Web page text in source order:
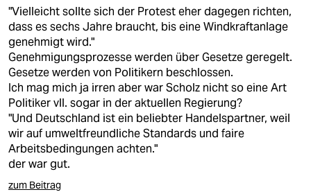
"Vielleicht sollte sich der Protest eher dagegen richten,
dass es sechs Jahre braucht, bis eine Windkraftanlage
genehmigt wird."
Genehmigungsprozesse werden über Gesetze geregelt.
Gesetze werden von Politikern beschlossen.
Ich mag mich ja irren aber war Scholz nicht so eine Art
Politiker vll. sogar in der aktuellen Regierung?
"Und Deutschland ist ein beliebter Handelspartner, weil
wir auf umweltfreundliche Standards und faire
Arbeitsbedingungen achten."
der war gut.
zum Beitrag